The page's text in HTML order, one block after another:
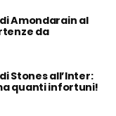
Amondarain al
da
Stones all’Inter:
quanti infortuni!